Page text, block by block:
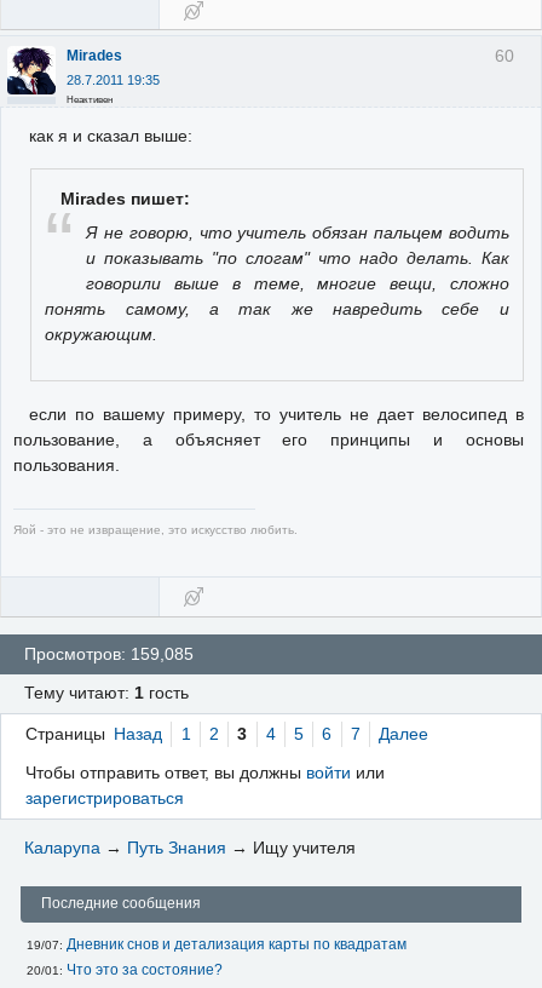
60
Mirades
28.7.2011 19:35
Неактивен
как я и сказал выше:
Mirades пишет:
Я не говорю, что учитель обязан пальцем водить
и показывать "по слогам" что надо делать. Как
говорили выше в теме, многие вещи, сложно
понять самому, а так же навредить себе и
окружающим.
если по вашему примеру, то учитель не дает велосипед в
пользование, а объясняет его принципы и основы
пользования.
Яой - это не извращение, это искусство любить.
Просмотров: 159,085
Тему читают: 1 гость
Страницы Назад 1 2 3 4 5 6 7 Далее
Чтобы отправить ответ, вы должны войти или
зарегистрироваться
Каларупа → Путь Знания → Ищу учителя
Последние сообщения
19/07: Дневник снов и детализация карты по квадратам
20/01: Что это за состояние?